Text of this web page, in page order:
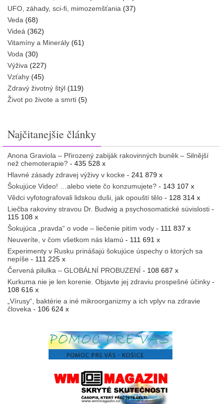
UFO, záhady, sci-fi, mimozemšťania (37)
Veda (68)
Videá (362)
Vitamíny a Minerály (61)
Voda (30)
Výživa (227)
Vzťahy (45)
Zdravý životný štýl (119)
Život po živote a smrti (5)
Najčitanejšie články
Anona Graviola – Přirozený zabiják rakovinných buněk – Silnější
než chemoterapie? - 435 528 x
Hlavné zásady zdravej výživy v kocke - 241 879 x
Šokujúce Video! …alebo viete čo konzumujete? - 143 107 x
Vědci vyfotografovali lidskou duši, jak opouští tělo - 128 314 x
Liečba rakoviny stravou Dr. Budwig a psychosomatické súvislosti -
115 108 x
Šokujúca „pravda“ o vode – liečenie pitím vody - 111 837 x
Neuveríte, v čom všetkom nás klamú - 111 691 x
Experimenty v Rusku prinášajú šokujúce úspechy o ktorých sa
nepíše - 111 225 x
Červená pilulka – GLOBÁLNÍ PROBUZENÍ - 108 687 x
Kurkuma nie je len korenie. Objavte jej zdraviu prospešné účinky -
108 616 x
„Vírusy“, baktérie a iné mikroorganizmy a ich vplyv na zdravie
človeka - 106 624 x